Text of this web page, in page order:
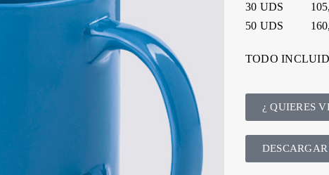
30 UDS
50 UDS
TODO
¿ QUIERES